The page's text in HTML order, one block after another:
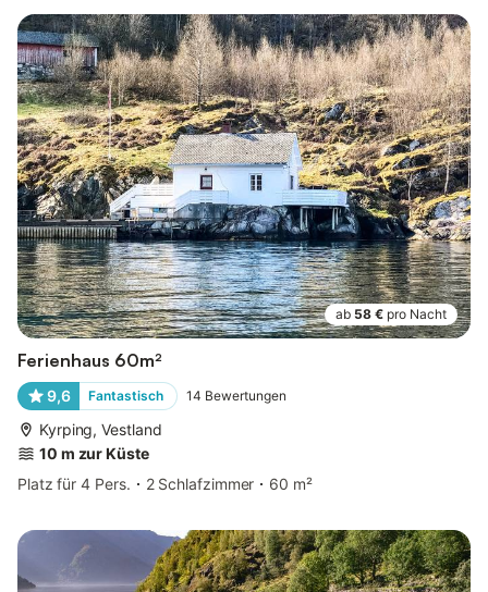
ab 58 € pro Nacht
Ferienhaus 60m²
9,6 Fantastisch 14 Bewertungen
Kyrping, Vestland
10 m zur Küste
Platz für 4 Pers.
2 Schlafzimmer 60 m²